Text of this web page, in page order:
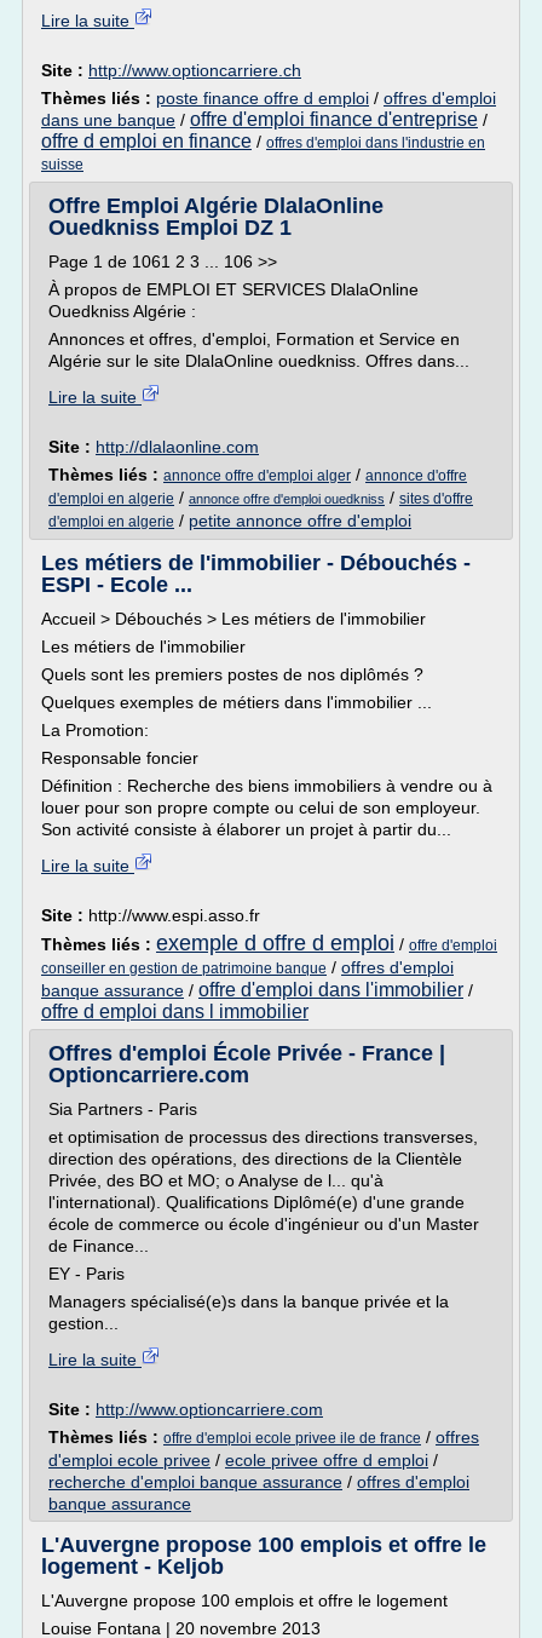
Lire la suite
Site : http://www.optioncarriere.ch
Thèmes liés : poste finance offre d emploi / offres d'emploi
dans une banque / offre d'emploi finance d'entreprise /
offre d emploi en finance / offres d'emploi dans l'industrie en
suisse
Offre Emploi Algérie DlalaOnline
Ouedkniss Emploi DZ 1
Page 1 de 1061 2 3 ... 106 >>
À propos de EMPLOI ET SERVICES DlalaOnline
Ouedkniss Algérie :
Annonces et offres, d'emploi, Formation et Service en
Algérie sur le site DlalaOnline ouedkniss. Offres dans...
Lire la suite
Site : http://dlalaonline.com
Thèmes liés : annonce offre d'emploi alger / annonce d'offre
d'emploi en algerie / annonce offre d'emploi ouedkniss / sites d'offre
d'emploi en algerie / petite annonce offre d'emploi
Les métiers de l'immobilier - Débouchés -
ESPI - Ecole ...
Accueil > Débouchés > Les métiers de l'immobilier
Les métiers de l'immobilier
Quels sont les premiers postes de nos diplômés ?
Quelques exemples de métiers dans l'immobilier ...
La Promotion:
Responsable foncier
Définition : Recherche des biens immobiliers à vendre ou à
louer pour son propre compte ou celui de son employeur.
Son activité consiste à élaborer un projet à partir du...
Lire la suite
Site : http://www.espi.asso.fr
Thèmes liés : exemple d offre d emploi / offre d'emploi
conseiller en gestion de patrimoine banque / offres d'emploi
banque assurance / offre d'emploi dans l'immobilier /
offre d emploi dans l immobilier
Offres d'emploi École Privée - France |
Optioncarriere.com
Sia Partners - Paris
et optimisation de processus des directions transverses,
direction des opérations, des directions de la Clientèle
Privée, des BO et MO; o Analyse de l... qu'à
l'international). Qualifications Diplômé(e) d'une grande
école de commerce ou école d'ingénieur ou d'un Master
de Finance...
EY - Paris
Managers spécialisé(e)s dans la banque privée et la
gestion...
Lire la suite
Site : http://www.optioncarriere.com
Thèmes liés : offre d'emploi ecole privee ile de france / offres
d'emploi ecole privee / ecole privee offre d emploi /
recherche d'emploi banque assurance / offres d'emploi
banque assurance
L'Auvergne propose 100 emplois et offre le
logement - Keljob
L'Auvergne propose 100 emplois et offre le logement
Louise Fontana | 20 novembre 2013